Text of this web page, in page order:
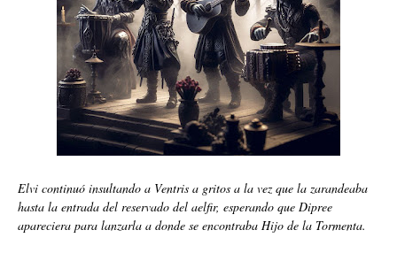
Elvi continuó insultando a Ventris a gritos a la vez que la zarandeaba
hasta la entrada del reservado del aelfir, esperando que Dipree
apareciera para lanzarla a donde se encontraba Hijo de la Tormenta.